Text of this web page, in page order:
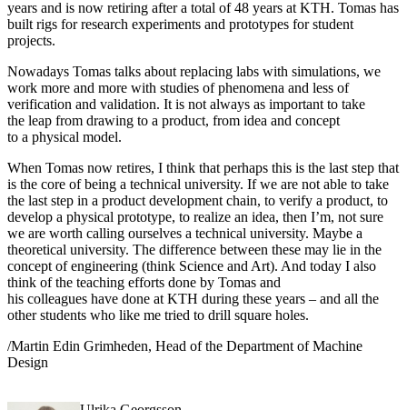
years and is now retiring after a total of 48 years at KTH. Tomas has
built rigs for research experiments and prototypes for student
projects.
Nowadays Tomas talks about replacing labs with simulations, we
work more and more with studies of phenomena and less of
verification and validation. It is not always as important to take
the leap from drawing to a product, from idea and concept
to a physical model.
When Tomas now retires, I think that perhaps this is the last step that
is the core of being a technical university. If we are not able to take
the last step in a product development chain, to verify a product, to
develop a physical prototype, to realize an idea, then I’m, not sure
we are worth calling ourselves a technical university. Maybe a
theoretical university. The difference between these may lie in the
concept of engineering (think Science and Art). And today I also
think of the teaching efforts done by Tomas and
his colleagues have done at KTH during these years – and all the
other students who like me tried to drill square holes.
/Martin Edin Grimheden, Head of the Department of Machine
Design